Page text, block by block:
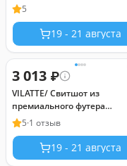
5
19 - 21 августа
3 013 ₽
VILATTE/ Свитшот из
премиального футера
трехнитки с начесом
5·1 отзыв
19 - 21 августа